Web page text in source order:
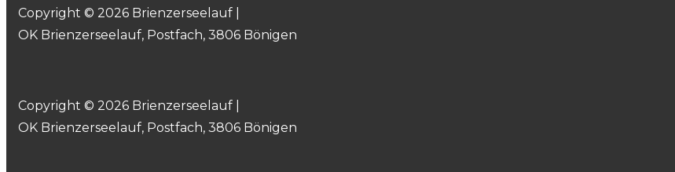
Copyright © 2026 Brienzerseelauf |
OK Brienzerseelauf, Postfach, 3806 Bönigen
Copyright © 2026 Brienzerseelauf |
OK Brienzerseelauf, Postfach, 3806 Bönigen